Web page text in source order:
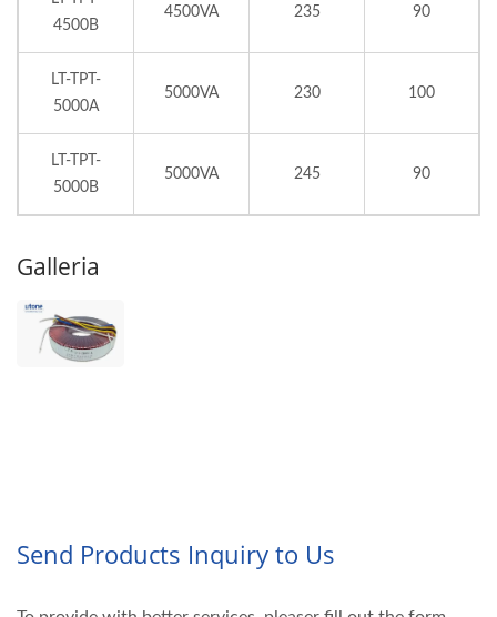
4500B
4500VA 235 90
LT-TPT-
5000A
5000VA 230 100
LT-TPT-
5000B
5000VA 245 90
Galleria